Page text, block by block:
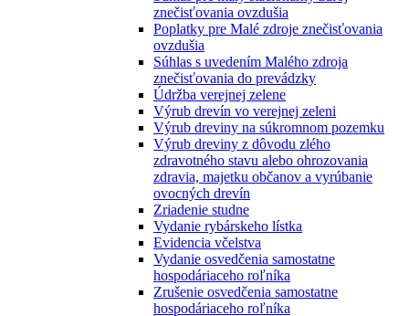
znečisťovania ovzdušia
Poplatky pre Malé zdroje znečisťovania
ovzdušia
Súhlas s uvedením Malého zdroja
znečisťovania do prevádzky
Údržba verejnej zelene
Výrub drevín vo verejnej zeleni
Výrub dreviny na súkromnom pozemku
Výrub dreviny z dôvodu zlého
zdravotného stavu alebo ohrozovania
zdravia, majetku občanov a vyrúbanie
ovocných drevín
Zriadenie studne
Vydanie rybárskeho lístka
Evidencia včelstva
Vydanie osvedčenia samostatne
hospodáriaceho roľníka
Zrušenie osvedčenia samostatne
hospodáriaceho roľníka